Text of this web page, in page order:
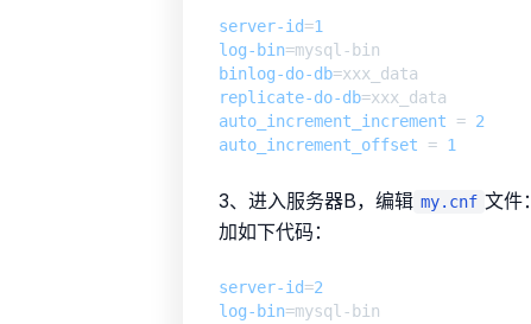
server-id=1
log-bin
binlog-do-db
replicate-do-db
auto_increment_increment = 2
auto_increment_offset = 1
3、进入服务器B，编辑 my.cnf 文件：
加如下代码：
server-id=2
log-bin